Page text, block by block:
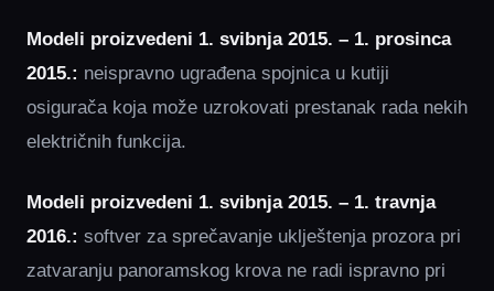
Modeli proizvedeni 1. svibnja 2015. – 1. prosinca
2015.: neispravno ugrađena spojnica u kutiji
osigurača koja može uzrokovati prestanak rada nekih
električnih funkcija.
Modeli proizvedeni 1. svibnja 2015. – 1. travnja
2016.: softver za sprečavanje uklještenja prozora pri
zatvaranju panoramskog krova ne radi ispravno pri